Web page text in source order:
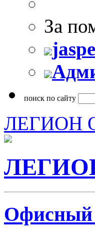
За
поиск по сайту
ЛЕГИОН
Офисный